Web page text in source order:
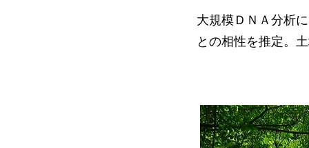
大規模ＤＮＡ分析
との相性を推定。